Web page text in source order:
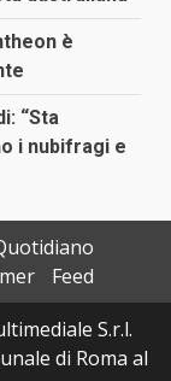
è
“Sta
i nubifragi e
Feed
S.r.l.
di Roma al